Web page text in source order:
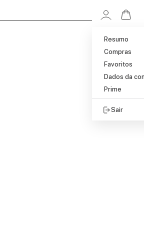
Resumo
Compras
Favoritos
Dados da
Prime
Sair
Ir